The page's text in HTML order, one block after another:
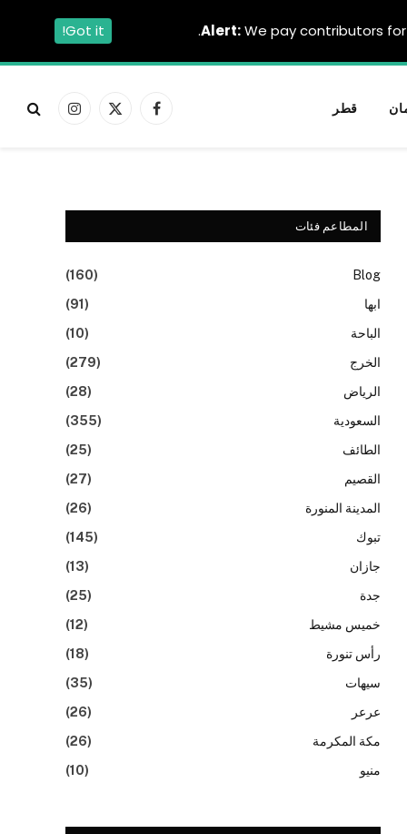
قطر
فيسبوكX
الانستغرام
المطاعم فئات
Blog
(160)
ابها
(91)
الباحة
(10)
الخرج
(279)
الرياض
(28)
السعودية
(355)
الطائف
(25)
القصيم
(27)
المدينة المنورة
(26)
تبوك
(145)
جازان
(13)
جدة
(25)
خميس مشيط
(12)
رأس تنورة
(18)
سيهات
(35)
عرعر
(26)
مكة المكرمة
(26)
منيو
(10)
Alert:We pay contributors for
Got it!